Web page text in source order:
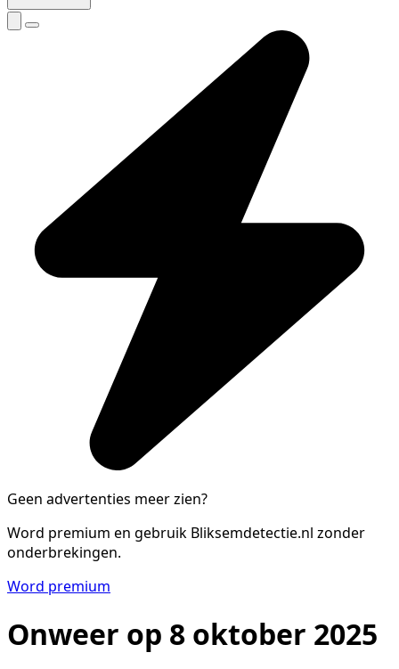
Geen advertenties meer zien?
Word premium en gebruik Bliksemdetectie.nl zonder
onderbrekingen.
Word premium
Onweer op 8 oktober 2025